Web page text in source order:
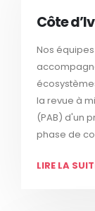
Côte
Nos
la revue à
(PAB) d'un
phase de
LIRE LA